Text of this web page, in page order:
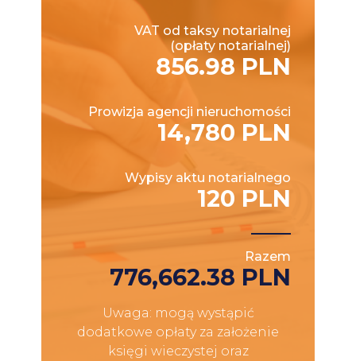
VAT od taksy notarialnej
(opłaty notarialnej)
856.98 PLN
Prowizja agencji nieruchomości
14,780 PLN
Wypisy aktu notarialnego
120 PLN
Razem
776,662.38 PLN
Uwaga: mogą wystąpić
dodatkowe opłaty za założenie
księgi wieczystej oraz